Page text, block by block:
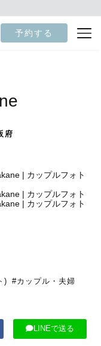
予約する
府
)
#カップル・夫婦
LINEで送る